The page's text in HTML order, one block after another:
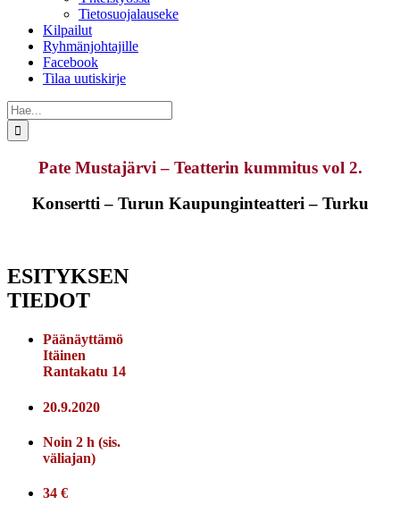
Tietosuojalauseke
Kilpailut
Ryhmänjohtajille
Facebook
Tilaa uutiskirje
Etsi
...
Pate Mustajärvi – Teatterin kummitus vol 2.
Konsertti – Turun Kaupunginteatteri – Turku
ESITYKSEN
TIEDOT
Päänäyttämö
Itäinen
Rantakatu 14
20.9.2020
Noin 2 h (sis.
väliajan)
34 €